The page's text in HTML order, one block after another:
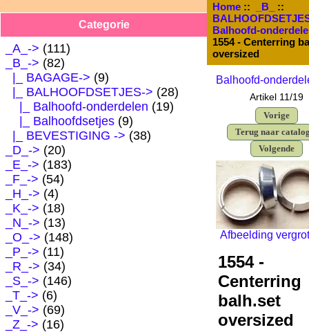
Categorie
_A_-> (111)
_B_-> (82)
|_ BAGAGE-> (9)
|_ BALHOOFDSETJES-> (28)
|_ Balhoofd-onderdelen (19)
|_ Balhoofdsetjes (9)
|_ BEVESTIGING -> (38)
_D_-> (20)
_E_-> (183)
_F_-> (54)
_H_-> (4)
_K_-> (18)
_N_-> (13)
_O_-> (148)
_P_-> (11)
_R_-> (34)
_S_-> (146)
_T_-> (6)
_V_-> (69)
_Z_-> (16)
Home:: _B_
::
Balhoofd-
1554 - Centerring
oversized
Balhoofd-
Artikel 11/19
Vorige
Terug naar
Volgende
Afbeelding
1554 -
Centerring
balh.set
oversized